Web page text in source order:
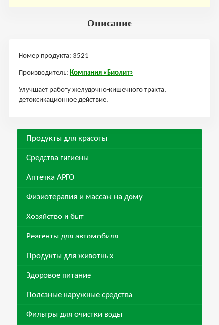
Описание
Номер продукта: 3521
Производитель: Компания «Биолит»
Улучшает работу желудочно-кишечного тракта,
детоксикационное действие.
Продукты для красоты
Средства гигиены
Аптечка АРГО
Физиотерапия и массаж на дому
Хозяйство и быт
Реагенты для автомобиля
Продукты для животных
Здоровое питание
Полезные наружные средства
Фильтры для очистки воды